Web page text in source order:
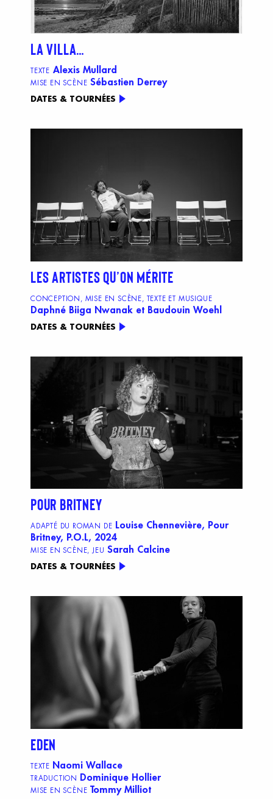
LA VILLA…
TEXTE Alexis Mullard
MISE EN SCÈNE Sébastien Derrey
DATES & TOURNÉES
LES ARTISTES QU’ON MÉRITE
CONCEPTION, MISE EN SCÈNE, TEXTE ET MUSIQUE
Daphné Biiga Nwanak et Baudouin Woehl
DATES & TOURNÉES
POUR BRITNEY
ADAPTÉ DU ROMAN DE
Louise Chennevière, Pour
Britney, P.O.L, 2024
MISE EN SCÈNE, JEU Sarah Calcine
DATES & TOURNÉES
EDEN
TEXTE Naomi Wallace
TRADUCTION Dominique Hollier
MISE EN SCÈNE Tommy Milliot